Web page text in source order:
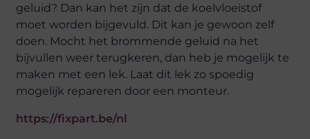
geluid? Dan kan het zijn dat de koelvloeistof
moet worden bijgevuld. Dit kan je gewoon zelf
doen. Mocht het brommende geluid na het
bijvullen weer terugkeren, dan heb je mogelijk te
maken met een lek. Laat dit lek zo spoedig
mogelijk repareren door een monteur.
https://fixpart.be/nl